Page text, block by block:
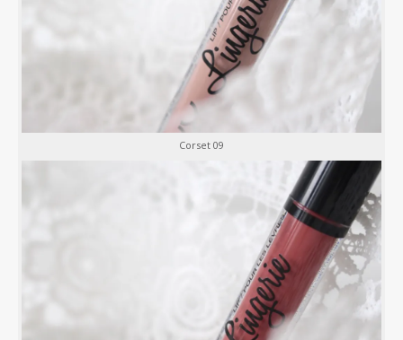
Corset 09